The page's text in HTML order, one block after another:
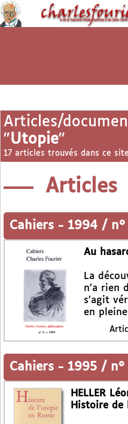
Articles/
"Utopie"
17 articles trouvés dans ce site
Articles
Cahiers - 1994 / n°
Au
La
n’a rien
s’agit
en
Cahiers - 1995 / n°
HELLER
Histoire de